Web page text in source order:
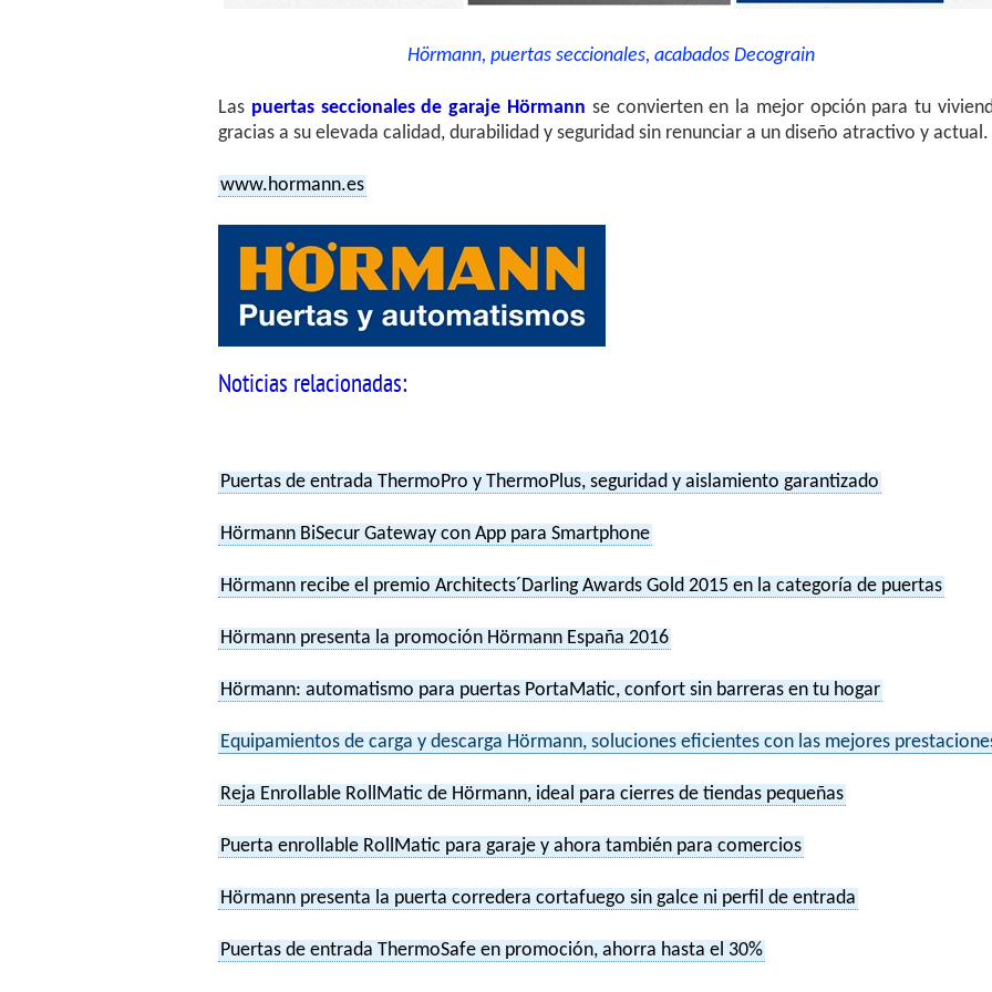
Hörmann, puertas seccionales, acabados Decograin
Las puertas seccionales de garaje Hörmann se convierten en la mejor opción para tu
gracias a su elevada calidad, durabilidad y seguridad sin renunciar a un diseño atractivo y actual.
www.hormann.es
Noticias relacionadas:
Puertas de entrada ThermoPro y ThermoPlus, seguridad y aislamiento garantizado
Hörmann BiSecur Gateway con App para Smartphone
Hörmann recibe el premio Architects´Darling Awards Gold 2015 en la categoría de puertas
Hörmann presenta la promoción Hörmann España 2016
Hörmann: automatismo para puertas PortaMatic, confort sin barreras en tu hogar
Equipamientos de carga y descarga Hörmann, soluciones eficientes con las mejores
Reja Enrollable RollMatic de Hörmann, ideal para cierres de tiendas pequeñas
Puerta enrollable RollMatic para garaje y ahora también para comercios
Hörmann presenta la puerta corredera cortafuego sin galce ni perfil de entrada
Puertas de entrada ThermoSafe en promoción, ahorra hasta el 30%